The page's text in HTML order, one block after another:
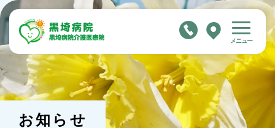
ホーム
当院について
メニュー
お知らせ